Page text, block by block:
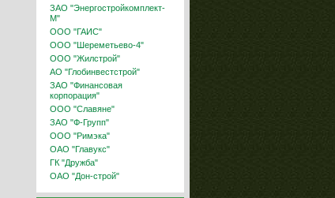
ЗАО "Энергостройкомплект-
М"
ООО "ГАИС"
ООО "Шереметьево-4"
ООО "Жилстрой"
АО "Глобинвестстрой"
ЗАО "Финансовая
корпорация"
ООО "Славяне"
ЗАО "Ф-Групп"
ООО "Римэка"
ОАО "Главукс"
ГК "Дружба"
ОАО "Дон-строй"